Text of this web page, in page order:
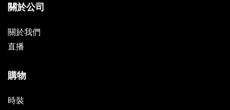
關於公司
關於我們
直播
購物
時裝